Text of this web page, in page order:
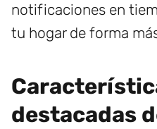
notificaciones en
tu hogar de forma
destacadas